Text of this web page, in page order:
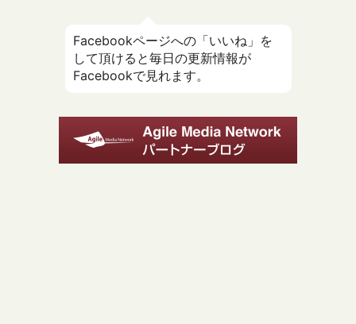
Facebookページへの「いいね」を
して頂けると毎日の更新情報が
Facebookで見れます。